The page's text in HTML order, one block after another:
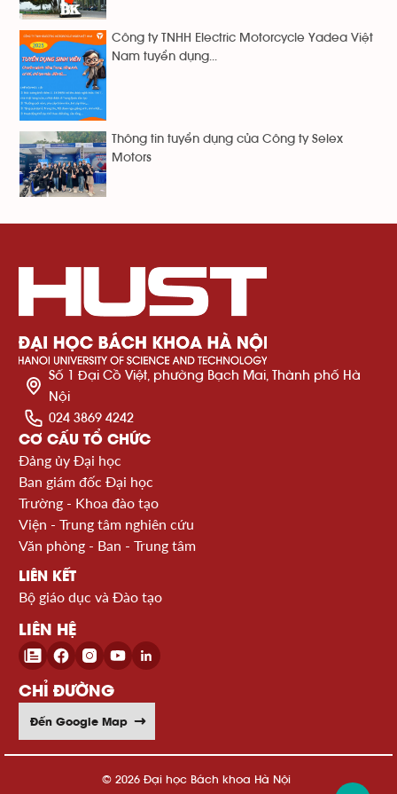
Công ty TNHH Electric Motorcycle Yadea Việt
Nam tuyển dụng...
Thông tin tuyển dụng của Công ty Selex
Motors
Số 1 Đại Cồ Việt, phường Bạch Mai, Thành phố Hà
Nội
024 3869 4242
CƠ CẤU TỔ CHỨC
Đảng ủy Đại học
Ban giám đốc Đại học
Trường - Khoa đào tạo
Viện - Trung tâm nghiên cứu
Văn phòng - Ban - Trung tâm
LIÊN KẾT
Bộ giáo dục và Đào tạo
LIÊN HỆ
CHỈ ĐƯỜNG
Đến Google Map
© 2026 Đại học Bách khoa Hà Nội